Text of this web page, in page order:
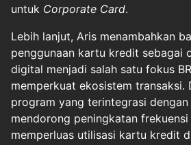
untuk Corporate Card.
Lebih lanjut, Aris menambahkan
penggunaan kartu kredit sebagai
digital menjadi salah satu fokus
memperkuat ekosistem transaksi.
program yang terintegrasi
mendorong peningkatan
memperluas utilisasi kartu kredit